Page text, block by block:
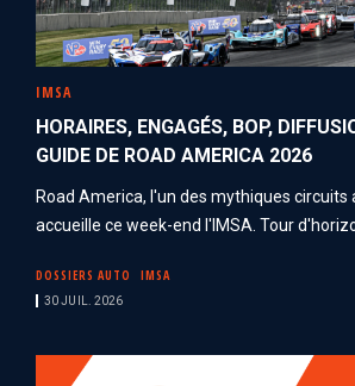
IMSA
HORAIRES, ENGAGÉS, BOP,
GUIDE DE ROAD AMERICA 2026
Road America, l'un des mythiques circuits
accueille ce week-end l'IMSA. Tour
DOSSIERS AUTO IMSA
30 JUIL. 2026